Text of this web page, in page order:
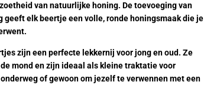
van natuurlijke honing. De toevoeging van
geeft elk beertje een volle, ronde honingsmaak die je
zijn een perfecte lekkernij voor jong en oud. Ze
mond en zijn ideaal als kleine traktatie voor
of gewoon om jezelf te verwennen met een